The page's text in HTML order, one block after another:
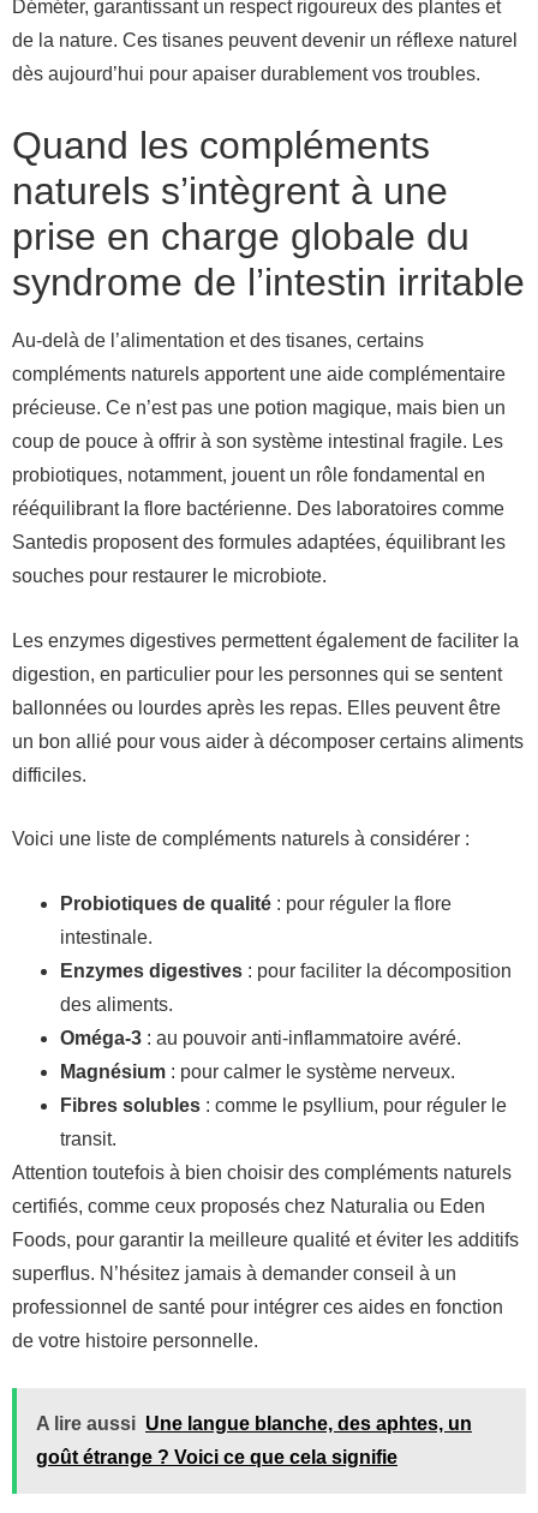
Déméter, garantissant un respect rigoureux des plantes et
de la nature. Ces tisanes peuvent devenir un réflexe naturel
dès aujourd’hui pour apaiser durablement vos troubles.
Quand les compléments
naturels s’intègrent à une
prise en charge globale du
syndrome de l’intestin irritable
Au-delà de l’alimentation et des tisanes, certains
compléments naturels apportent une aide complémentaire
précieuse. Ce n’est pas une potion magique, mais bien un
coup de pouce à offrir à son système intestinal fragile. Les
probiotiques, notamment, jouent un rôle fondamental en
rééquilibrant la flore bactérienne. Des laboratoires comme
Santedis proposent des formules adaptées, équilibrant les
souches pour restaurer le microbiote.
Les enzymes digestives permettent également de faciliter la
digestion, en particulier pour les personnes qui se sentent
ballonnées ou lourdes après les repas. Elles peuvent être
un bon allié pour vous aider à décomposer certains aliments
difficiles.
Voici une liste de compléments naturels à considérer :
Probiotiques de qualité : pour réguler la flore
intestinale.
Enzymes digestives : pour faciliter la décomposition
des aliments.
Oméga-3 : au pouvoir anti-inflammatoire avéré.
Magnésium : pour calmer le système nerveux.
Fibres solubles : comme le psyllium, pour réguler le
transit.
Attention toutefois à bien choisir des compléments naturels
certifiés, comme ceux proposés chez Naturalia ou Eden
Foods, pour garantir la meilleure qualité et éviter les additifs
superflus. N’hésitez jamais à demander conseil à un
professionnel de santé pour intégrer ces aides en fonction
de votre histoire personnelle.
A lire aussi Une langue blanche, des aphtes, un
goût étrange ? Voici ce que cela signifie